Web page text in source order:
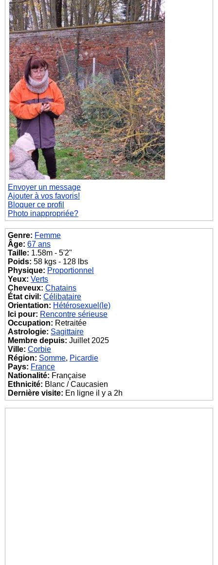
Envoyer un message
Ajouter à vos favoris!
Bloquer ce profil
Photo inappropriée?
Genre: Femme
Âge: 67 ans
Taille: 1.58m - 5'2"
Poids: 58 kgs - 128 lbs
Physique: Proportionnel
Yeux: Verts
Cheveux: Chatains
État civil: Célibataire
Orientation: Hétérosexuel(le)
Ici pour: Rencontre sérieuse
Occupation: Retraitée
Astrologie: Sagittaire
Membre depuis: Juillet 2025
Ville: Corbie
Région: Somme, Picardie
Pays: France
Nationalité: Française
Ethnicité: Blanc / Caucasien
Dernière visite: En ligne il y a 2h